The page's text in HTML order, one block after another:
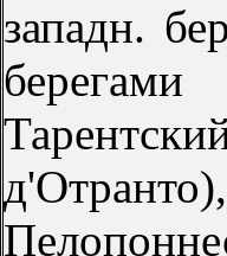
западн.